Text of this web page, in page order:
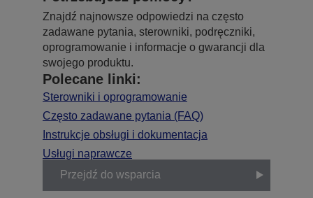
Znajdź najnowsze odpowiedzi na często
zadawane pytania, sterowniki, podręczniki,
oprogramowanie i informacje o gwarancji dla
swojego produktu.
Polecane linki:
Sterowniki i oprogramowanie
Często zadawane pytania (FAQ)
Instrukcje obsługi i dokumentacja
Usługi naprawcze
Przejdź do wsparcia